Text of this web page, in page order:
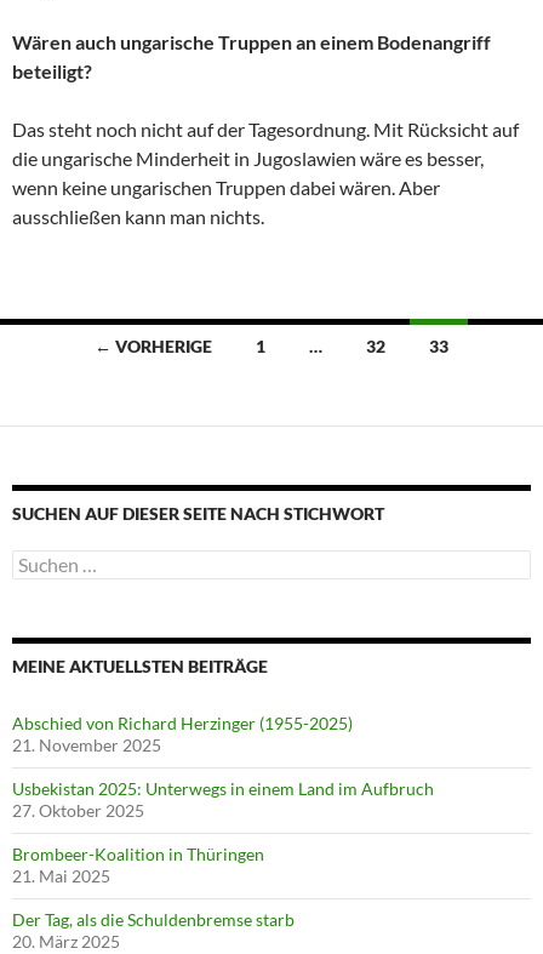
Wären auch ungarische Truppen an einem Bodenangriff
beteiligt?
Das steht noch nicht auf der Tagesordnung. Mit Rücksicht auf
die ungarische Minderheit in Jugoslawien wäre es besser,
wenn keine ungarischen Truppen dabei wären. Aber
ausschließen kann man nichts.
Beitragsnavigation
← VORHERIGE 1 … 32 33
SUCHEN AUF DIESER SEITE NACH STICHWORT
Suche
nach:
MEINE AKTUELLSTEN BEITRÄGE
Abschied von Richard Herzinger (1955-2025)
21. November 2025
Usbekistan 2025: Unterwegs in einem Land im Aufbruch
27. Oktober 2025
Brombeer-Koalition in Thüringen
21. Mai 2025
Der Tag, als die Schuldenbremse starb
20. März 2025